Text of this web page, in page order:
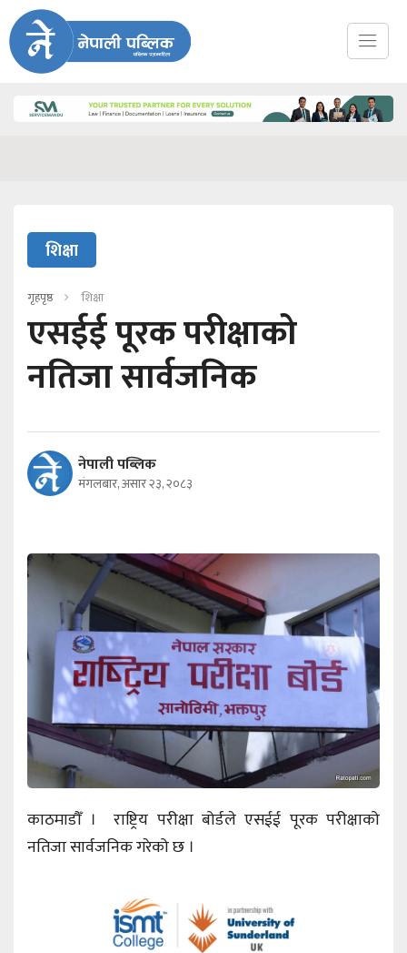
शिक्षा
गृहपृष्ठ शिक्षा
एसईई पूरक परीक्षाको
नतिजा सार्वजनिक
नेपाली पब्लिक
मंगलबार, असार २३, २०८३
काठमाडौँ । राष्ट्रिय परीक्षा बोर्डले एसईई पूरक परीक्षाको
नतिजा सार्वजनिक गरेको छ ।